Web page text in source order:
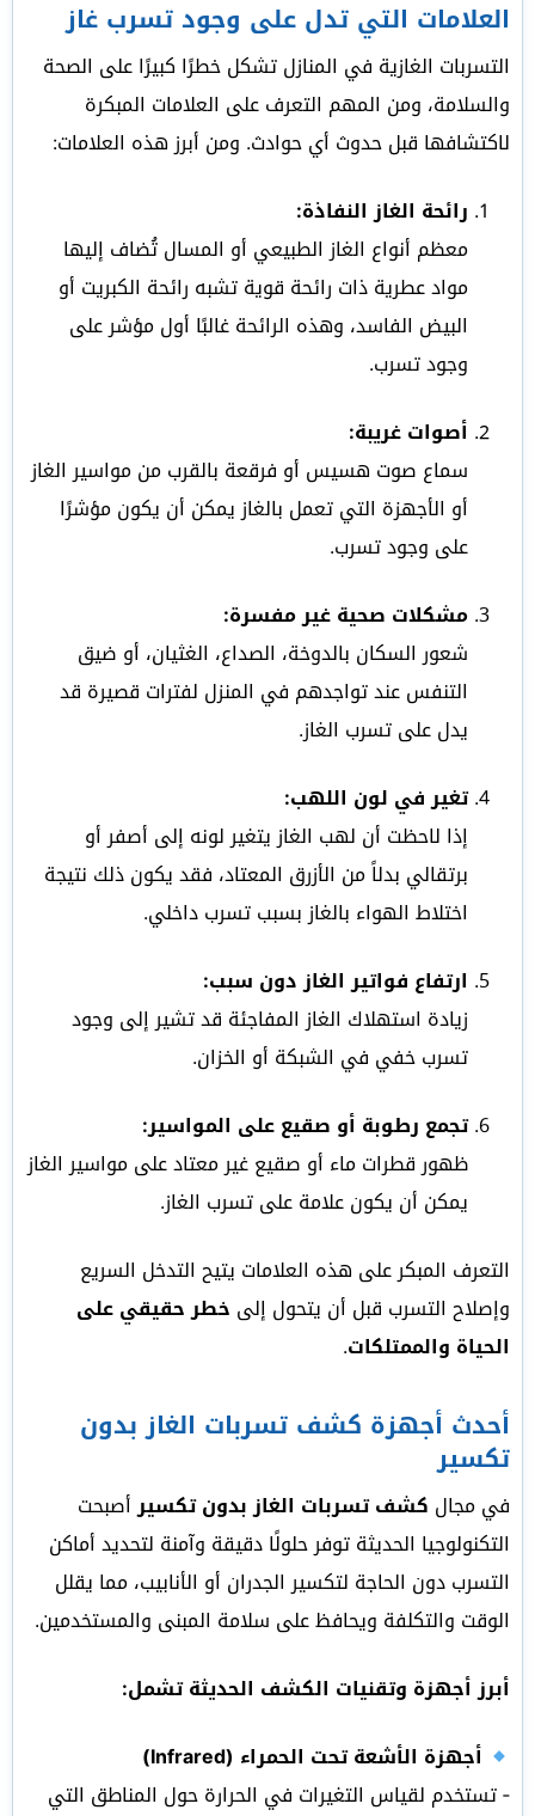
العلامات التي تدل على وجود تسرب غاز
التسربات الغازية في المنازل تشكل خطرًا كبيرًا على الصحة
والسلامة، ومن المهم التعرف على العلامات المبكرة
لاكتشافها قبل حدوث أي حوادث. ومن أبرز هذه العلامات:
رائحة الغاز النفاذة:
معظم أنواع الغاز الطبيعي أو المسال تُضاف إليها
مواد عطرية ذات رائحة قوية تشبه رائحة الكبريت أو
البيض الفاسد، وهذه الرائحة غالبًا أول مؤشر على
وجود تسرب.
أصوات غريبة:
سماع صوت هسيس أو فرقعة بالقرب من مواسير الغاز
أو الأجهزة التي تعمل بالغاز يمكن أن يكون مؤشرًا
على وجود تسرب.
مشكلات صحية غير مفسرة:
شعور السكان بالدوخة، الصداع، الغثيان، أو ضيق
التنفس عند تواجدهم في المنزل لفترات قصيرة قد
يدل على تسرب الغاز.
تغير في لون اللهب:
إذا لاحظت أن لهب الغاز يتغير لونه إلى أصفر أو
برتقالي بدلاً من الأزرق المعتاد، فقد يكون ذلك نتيجة
اختلاط الهواء بالغاز بسبب تسرب داخلي.
ارتفاع فواتير الغاز دون سبب:
زيادة استهلاك الغاز المفاجئة قد تشير إلى وجود
تسرب خفي في الشبكة أو الخزان.
تجمع رطوبة أو صقيع على المواسير:
ظهور قطرات ماء أو صقيع غير معتاد على مواسير الغاز
يمكن أن يكون علامة على تسرب الغاز.
التعرف المبكر على هذه العلامات يتيح التدخل السريع
وإصلاح التسرب قبل أن يتحول إلى خطر حقيقي على
الحياة والممتلكات.
أحدث أجهزة كشف تسربات الغاز بدون
تكسير
في مجال كشف تسربات الغاز بدون تكسيرأصبحت
التكنولوجيا الحديثة توفر حلولًا دقيقة وآمنة لتحديد أماكن
التسرب دون الحاجة لتكسير الجدران أو الأنابيب، مما يقلل
الوقت والتكلفة ويحافظ على سلامة المبنى والمستخدمين.
أبرز أجهزة وتقنيات الكشف الحديثة تشمل:
أجهزة الأشعة تحت الحمراء (Infrared)
‑ تستخدم لقياس التغيرات في الحرارة حول المناطق التي